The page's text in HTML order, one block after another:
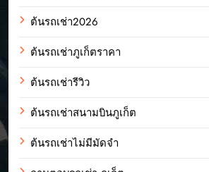
ต้นรถเช่า2026
ต้นรถเช่าภูเก็ตราคา
ต้นรถเช่ารีวิว
ต้นรถเช่าสนามบินภูเก็ต
ต้นรถเช่าไม่มีมัดจำ